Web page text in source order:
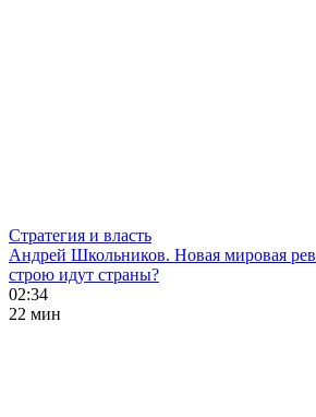
Стратегия и власть
Андрей Школьников. Новая мировая
строю идут страны?
02:34
22 мин